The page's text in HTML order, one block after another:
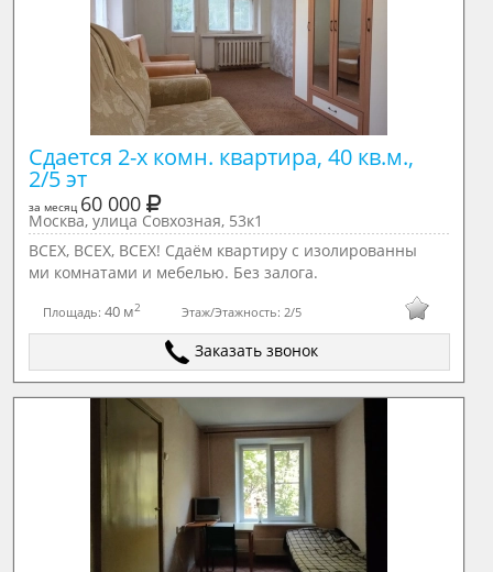
Сдается 2-х комн. квартира, 40 кв.м.,
2/5 эт
за месяц 60 000
Москва, улица Совхозная, 53к1
ВСЕХ, ВСЕХ, ВСЕХ! Сдаём квартиру с изолированны
ми комнатами и мебелью. Без залога.
Площадь:40 м2 Этаж/Этажность: 2/5
Заказать звонок